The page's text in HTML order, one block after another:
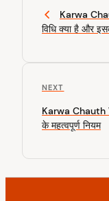
n
g
a
e
v
o
s
P
o
Karwa
विधि क्या है और
N
x
t
o
s
NEXT
Karwa Chauth
के महत्वपूर्ण नियम